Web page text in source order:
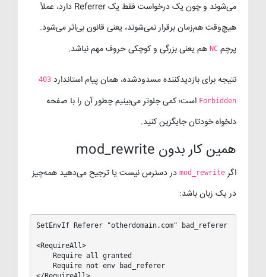
می‌شوند و چون یک درخواست فقط یک Referrer دارد، عملاً
هیچ‌وقت هم‌زمان برقرار نمی‌شوند، یعنی قانون بی‌اثر می‌شود.
پرچم NC هم یعنی بزرگی و کوچکی حروف مهم نباشد.
نتیجه برای بازدیدکننده مسدودشده، همان پیام استاندارد 403
Forbidden است؛ کمی جلوتر می‌بینیم چطور آن را با صفحه
دلخواه خودتان جایگزین کنید.
همین کار بدون mod_rewrite
اگر mod_rewrite در دسترس نیست یا ترجیح می‌دهید همه‌چیز
در یک زبان باشد:
SetEnvIf Referer "otherdomain.com" bad_referer
<RequireAll>
    Require all granted
    Require not env bad_referer